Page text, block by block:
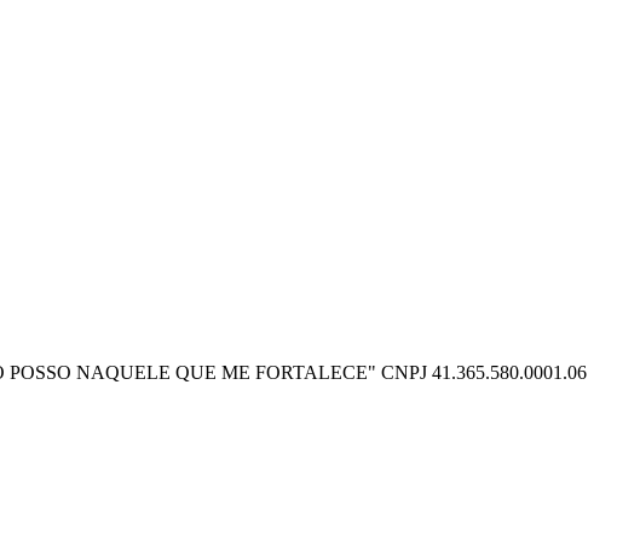
POSSO NAQUELE QUE ME FORTALECE" CNPJ 41.365.580.0001.06